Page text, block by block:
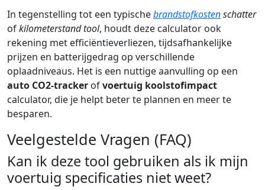
In tegenstelling tot een typischebrandstofkostenschatter
ofkilometerstand tool, houdt deze calculator ook
rekening met efficiëntieverliezen, tijdsafhankelijke
prijzen en batterijgedrag op verschillende
oplaadniveaus. Het is een nuttige aanvulling op een
auto CO2-tracker ofvoertuig koolstofimpact
calculator, die je helpt beter te plannen en meer te
besparen.
Veelgestelde Vragen (FAQ)
Kan ik deze tool gebruiken als ik mijn
voertuig specificaties niet weet?